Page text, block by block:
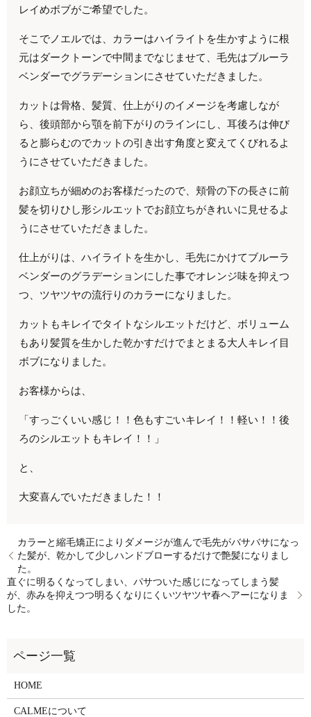
レイめボブがご希望でした。
そこでノエルでは、カラーはハイライトを生かすように根
元はダークトーンで中間までなじませて、毛先はブルーラ
ベンダーでグラデーションにさせていただきました。
カットは骨格、髪質、仕上がりのイメージを考慮しなが
ら、後頭部から顎を前下がりのラインにし、耳後ろは伸び
ると膨らむのでカットの引き出す角度と変えてくびれるよ
うにさせていただきました。
お顔立ちが細めのお客様だったので、頬骨の下の長さに前
髪を切りひし形シルエットでお顔立ちがきれいに見せるよ
うにさせていただきました。
仕上がりは、ハイライトを生かし、毛先にかけてブルーラ
ベンダーのグラデーションにした事でオレンジ味を抑えつ
つ、ツヤツヤの流行りのカラーになりました。
カットもキレイでタイトなシルエットだけど、ボリューム
もあり髪質を生かした乾かすだけでまとまる大人キレイ目
ボブになりました。
お客様からは、
「すっごくいい感じ！！色もすごいキレイ！！軽い！！後
ろのシルエットもキレイ！！」
と、
大変喜んでいただきました！！
カラーと縮毛矯正によりダメージが進んで毛先がバサバサになっ
た髪が、乾かして少しハンドブローするだけで艶髪になりまし
た。
直ぐに明るくなってしまい、パサついた感じになってしまう髪
が、赤みを抑えつつ明るくなりにくいツヤツヤ春ヘアーになりま
した。
HOME
CALMEについて